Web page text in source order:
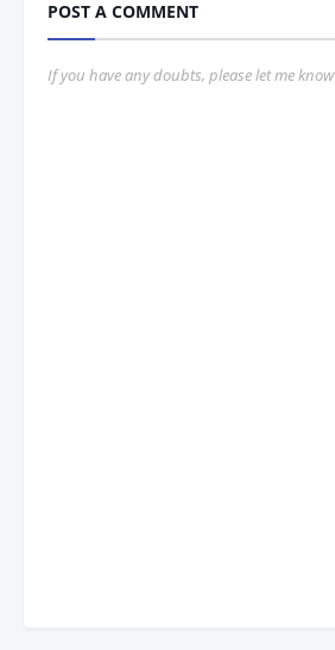
POST A COMMENT
If you have any doubts, please let me know